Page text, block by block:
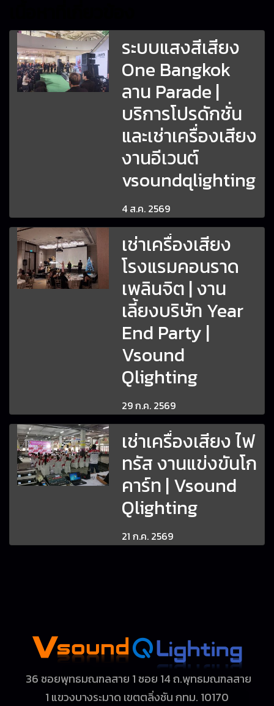
ระบบแสงสีเสียง
One Bangkok
ลาน Parade |
บริการโปรดักชั่น
และเช่าเครื่องเสียง
งานอีเวนต์
vsoundqlighting
4 ส.ค. 2569
เช่าเครื่องเสียง
โรงแรมคอนราด
เพลินจิต | งาน
เลี้ยงบริษัท Year
End Party |
Vsound
Qlighting
29 ก.ค. 2569
เช่าเครื่องเสียง ไฟ
ทรัส งานแข่งขันโก
คาร์ท | Vsound
Qlighting
21 ก.ค. 2569
36 ซอยพุทธมณฑลสาย 1 ซอย 14 ถ.พุทธมณฑลสาย
1 แขวงบางระมาด เขตตลิ่งชัน กทม. 10170